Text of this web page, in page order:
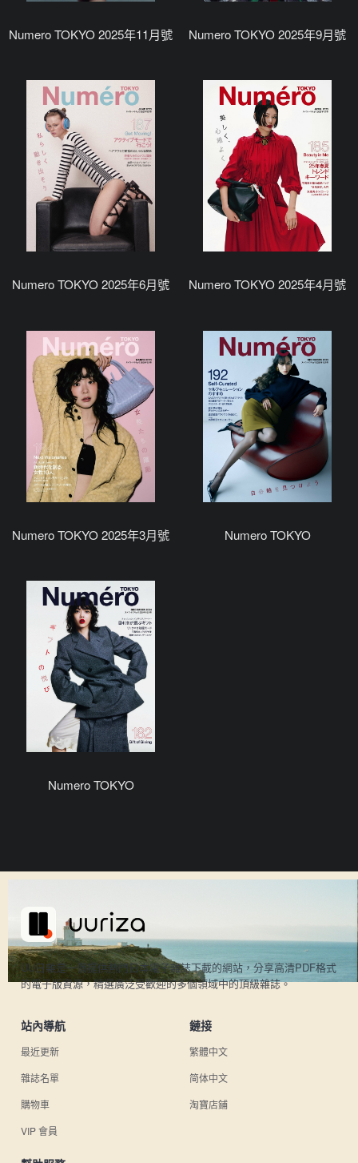
Numero TOKYO 2025年11月號 Numero TOKYO 2025年9月號
Numero TOKYO 2025年6月號 Numero TOKYO 2025年4月號
Numero TOKYO 2025年3月號 Numero TOKYO
Numero TOKYO
UU日雜是一個提供熱門日本電子雜誌下載的網站，分享高清PDF格式
的電子版資源，精選廣泛受歡迎的多個領域中的頂級雜誌。
站內導航
最近更新
雜誌名單
購物車
VIP 會員
鏈接
繁體中文
简体中文
淘寶店鋪